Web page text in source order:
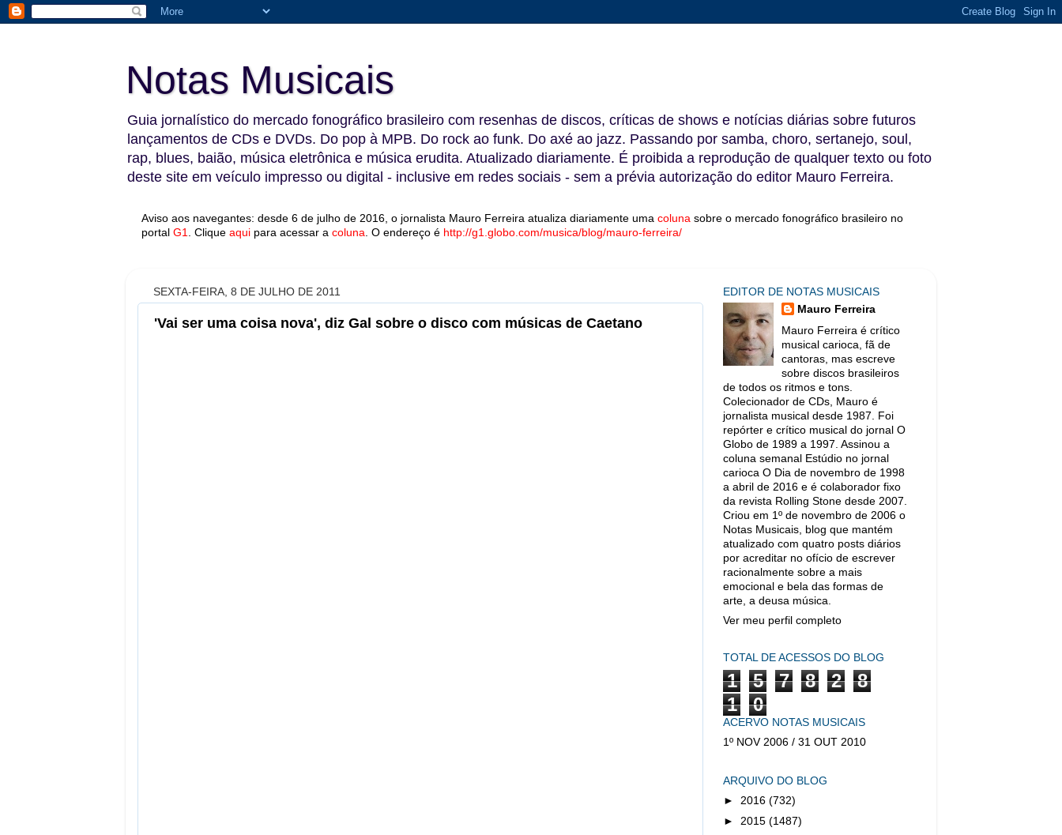
Notas Musicais
Guia jornalístico do mercado fonográfico brasileiro com resenhas de discos, críticas de shows e notícias diárias sobre futuros
lançamentos de CDs e DVDs. Do pop à MPB. Do rock ao funk. Do axé ao jazz. Passando por samba, choro, sertanejo, soul,
rap, blues, baião, música eletrônica e música erudita. Atualizado diariamente. É proibida a reprodução de qualquer texto ou foto
deste site em veículo impresso ou digital - inclusive em redes sociais - sem a prévia autorização do editor Mauro Ferreira.
Aviso aos navegantes: desde 6 de julho de 2016, o jornalista Mauro Ferreira atualiza diariamente uma coluna sobre o mercado fonográfico brasileiro no
portal G1 Clique aqui para acessar a coluna O endereço é http://g1.globo.com/musica/blog/mauro-ferreira/
SEXTA-FEIRA, 8 DE JULHO DE 2011
'Vai ser uma coisa nova', diz Gal sobre o disco com músicas de Caetano
EDITOR DE NOTAS MUSICAIS
Mauro Ferreira
Mauro Ferreira é crítico
musical carioca, fã de
cantoras, mas escreve
sobre discos brasileiros
de todos os ritmos e tons.
Colecionador de CDs, Mauro é
jornalista musical desde 1987. Foi
repórter e crítico musical do jornal O
Globo de 1989 a 1997. Assinou a
coluna semanal Estúdio no jornal
carioca O Dia de novembro de 1998
a abril de 2016 e é colaborador fixo
da revista Rolling Stone desde 2007.
Criou em 1º de novembro de 2006 o
Notas Musicais, blog que mantém
atualizado com quatro posts diários
por acreditar no ofício de escrever
racionalmente sobre a mais
emocional e bela das formas de
arte, a deusa música.
Ver meu perfil completo
TOTAL DE ACESSOS DO BLOG
1 5 7 8 2
8
1
0
ACERVO NOTAS MUSICAIS
1º NOV 2006 / 31 OUT 2010
ARQUIVO DO BLOG
► 2016 (732)
► 2015 (1487)